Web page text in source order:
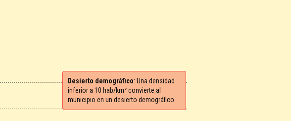
Desierto demográfico: Una densidad
inferior a 10 hab/km² convierte al
municipio en un desierto demográfico.